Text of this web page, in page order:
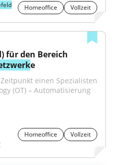
Homeoffice Vollzeit
für den Bereich
e
einen Spezialisten
(OT) – Automatisierung
Homeoffice
Vollzeit